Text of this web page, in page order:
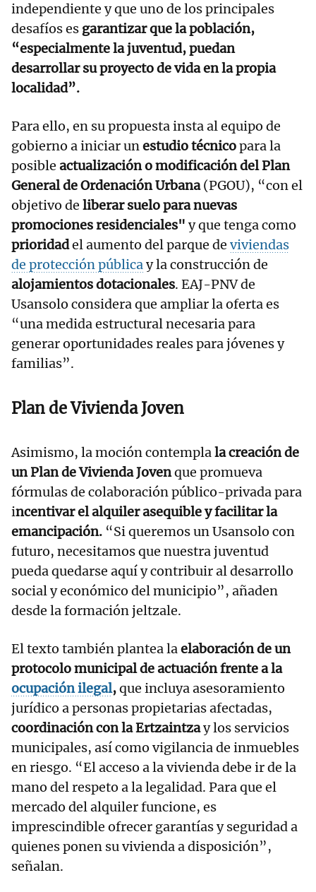
independiente y que uno de los principales
desafíos es garantizar que la población,
“especialmente la juventud, puedan
desarrollar su proyecto de vida en la propia
localidad”.
Para ello, en su propuesta insta al equipo de
gobierno a iniciar unestudio técnicopara la
posible actualización o modificación del Plan
General de Ordenación Urbana(PGOU), “con el
objetivo de liberar suelo para nuevas
promociones residenciales" y que tenga como
prioridadel aumento del parque de viviendas
de protección públicay la construcción de
alojamientos dotacionales. EAJ-PNV de
Usansolo considera que ampliar la oferta es
“una medida estructural necesaria para
generar oportunidades reales para jóvenes y
familias”.
Plan de Vivienda Joven
Asimismo, la moción contemplala creación de
un Plan de Vivienda Jovenque promueva
fórmulas de colaboración público-privada para
incentivar el alquiler asequible y facilitar la
emancipación. “Si queremos un Usansolo con
futuro, necesitamos que nuestra juventud
pueda quedarse aquí y contribuir al desarrollo
social y económico del municipio”, añaden
desde la formación jeltzale.
El texto también plantea laelaboración de un
protocolo municipal de actuación frente a la
ocupación ilegal,que incluya asesoramiento
jurídico a personas propietarias afectadas,
coordinación con la Ertzaintzay los servicios
municipales, así como vigilancia de inmuebles
en riesgo. “El acceso a la vivienda debe ir de la
mano del respeto a la legalidad. Para que el
mercado del alquiler funcione, es
imprescindible ofrecer garantías y seguridad a
quienes ponen su vivienda a disposición”,
señalan.